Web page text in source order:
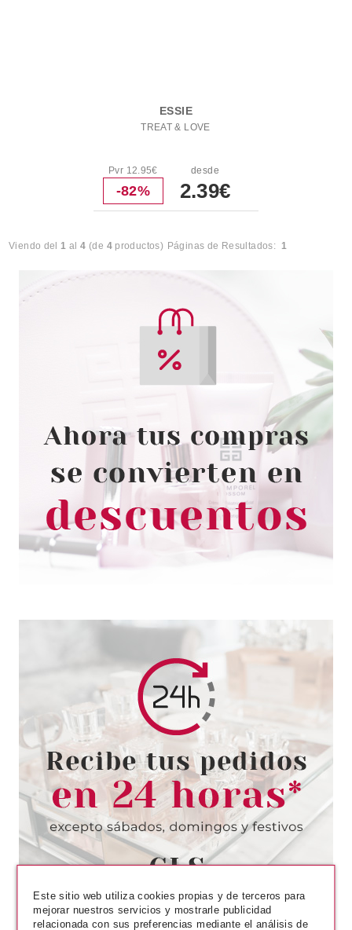
ESSIE
TREAT & LOVE
Pvr 12.95€
-82%
desde
2.39€
Viendo del1 al4 (de 4productos) Páginas de Resultados: 1
Este sitio web utiliza cookies propias y de terceros para
mejorar nuestros servicios y mostrarle publicidad
relacionada con sus preferencias mediante el análisis de